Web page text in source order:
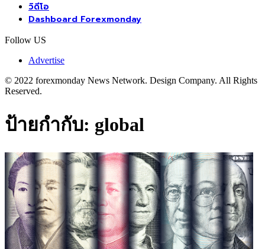
วิดีโอ
Dashboard Forexmonday
Follow US
Advertise
© 2022 forexmonday News Network. Design Company. All Rights
Reserved.
ป้ายกำกับ: global